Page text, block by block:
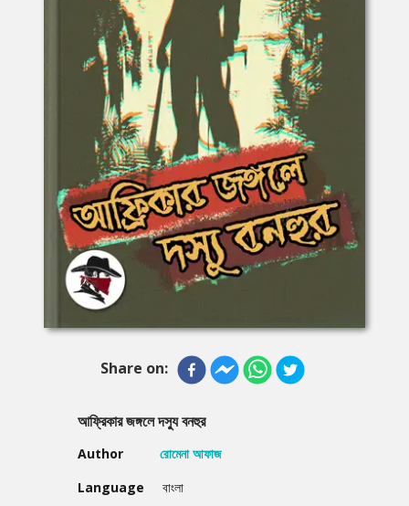
Share on:
আফ্রিকার জঙ্গলে দস্যু বনহুর
Author
রোমেনা আফাজ
Language
বাংলা